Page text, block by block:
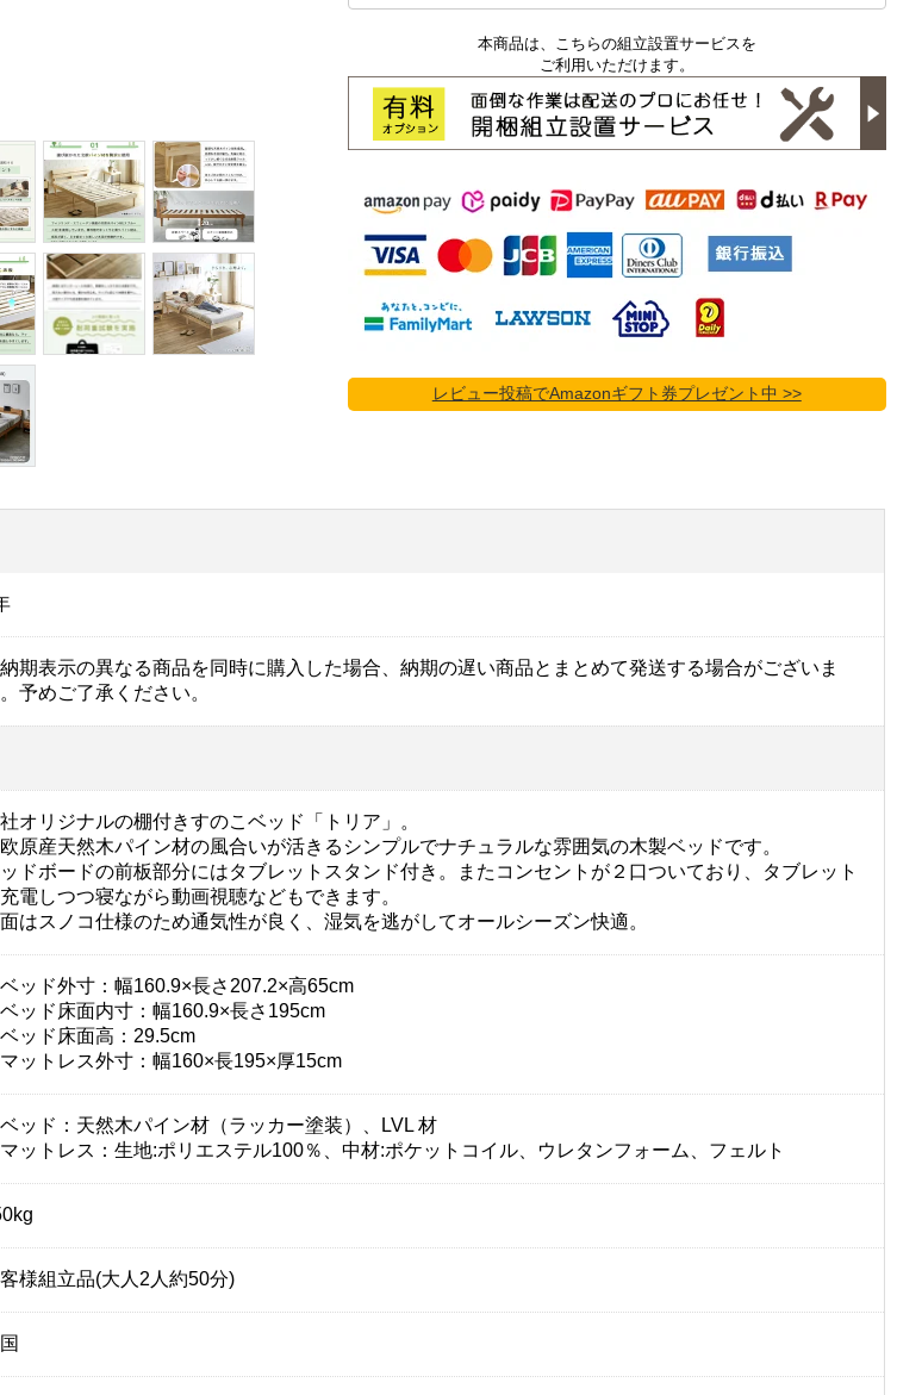
本商品は、こちらの組立設置サービスを
ご利用いただけます。
レビュー投稿でAmazonギフト券プレゼント中 >>
期表示の異なる商品を同時に購入した場合、納期の遅い商品とまとめて発送する場合がございま
予めご了承ください。
オリジナルの棚付きすのこベッド「トリア」。
原産天然木パイン材の風合いが活きるシンプルでナチュラルな雰囲気の木製ベッドです。
ドボードの前板部分にはタブレットスタンド付き。またコンセントが２口ついており、タブレット
電しつつ寝ながら動画視聴などもできます。
はスノコ仕様のため通気性が良く、湿気を逃がしてオールシーズン快適。
ベッド外寸：幅160.9×長さ207.2×高65cm
ベッド床面内寸：幅160.9×長さ195cm
ベッド床面高：29.5cm
マットレス外寸：幅160×長195×厚15cm
ベッド：天然木パイン材（ラッカー塗装）、LVL 材
マットレス：生地:ポリエステル100％、中材:ポケットコイル、ウレタンフォーム、フェルト
様組立品(大人2人約50分)